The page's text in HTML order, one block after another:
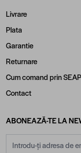
Livrare
Plata
Garantie
Returnare
Cum comand prin SEAP
Contact
ABONEAZĂ-TE LA